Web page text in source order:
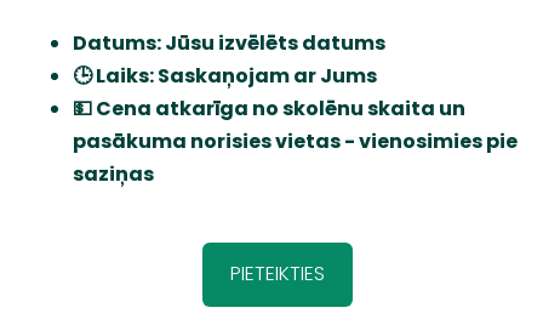
Datums: Jūsu izvēlēts datums
🕒 Laiks: Saskaņojam ar Jums
💵 Cena atkarīga no skolēnu skaita un
pasākuma norisies vietas - vienosimies pie
saziņas
PIETEIKTIES